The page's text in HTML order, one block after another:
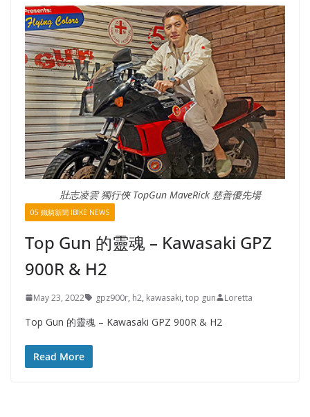
壯志凌雲 獨行俠 TopGun MaveRick 慈善優先場
05 鐵騎新聞 IBIKE NEWS
Top Gun 的靈魂 – Kawasaki GPZ
900R & H2
May 23, 2022 gpz900r, h2, kawasaki, top gun Loretta
Top Gun 的靈魂 – Kawasaki GPZ 900R & H2
Read More